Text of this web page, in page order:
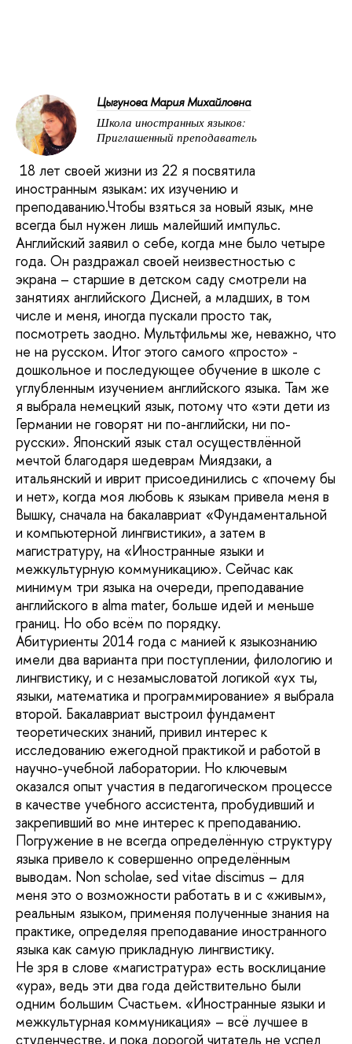
Цыгунова Мария Михайловна
Школа иностранных языков:
Приглашенный преподаватель
18 лет своей жизни из 22 я посвятила
иностранным языкам: их изучению и
преподаванию.Чтобы взяться за новый язык, мне
всегда был нужен лишь малейший импульс.
Английский заявил о себе, когда мне было четыре
года. Он раздражал своей неизвестностью с
экрана – старшие в детском саду смотрели на
занятиях английского Дисней, а младших, в том
числе и меня, иногда пускали просто так,
посмотреть заодно. Мультфильмы же, неважно, что
не на русском. Итог этого самого «просто» -
дошкольное и последующее обучение в школе с
углубленным изучением английского языка. Там же
я выбрала немецкий язык, потому что «эти дети из
Германии не говорят ни по-английски, ни по-
русски». Японский язык стал осуществлённой
мечтой благодаря шедеврам Миядзаки, а
итальянский и иврит присоединились с «почему бы
и нет», когда моя любовь к языкам привела меня в
Вышку, сначала на бакалавриат «Фундаментальной
и компьютерной лингвистики», а затем в
магистратуру, на «Иностранные языки и
межкультурную коммуникацию». Сейчас как
минимум три языка на очереди, преподавание
английского в alma mater, больше идей и меньше
границ. Но обо всём по порядку.
Абитуриенты 2014 года с манией к языкознанию
имели два варианта при поступлении, филологию и
лингвистику, и с незамысловатой логикой «ух ты,
языки, математика и программирование» я выбрала
второй. Бакалавриат выстроил фундамент
теоретических знаний, привил интерес к
исследованию ежегодной практикой и работой в
научно-учебной лаборатории. Но ключевым
оказался опыт участия в педагогическом процессе
в качестве учебного ассистента, пробудивший и
закрепивший во мне интерес к преподаванию.
Погружение в не всегда определённую структуру
языка привело к совершенно определённым
выводам. Non scholae, sed vitae discimus – для
меня это о возможности работать в и с «живым»,
реальным языком, применяя полученные знания на
практике, определяя преподавание иностранного
языка как самую прикладную лингвистику.
Не зря в слове «магистратура» есть восклицание
«ура», ведь эти два года действительно были
одним большим Счастьем. «Иностранные языки и
межкультурная коммуникация» – всё лучшее в
студенчестве, и пока дорогой читатель не успел